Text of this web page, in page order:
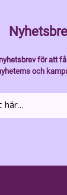
för att
och